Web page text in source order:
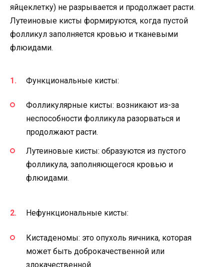
яйцеклетку) не разрывается и продолжает расти.
Лутеиновые кисты формируются, когда пустой
фолликул заполняется кровью и тканевыми
флюидами.
Функциональные кисты:
Фолликулярные кисты: возникают из-за
неспособности фолликула разорваться и
продолжают расти.
Лутеиновые кисты: образуются из пустого
фолликула, заполняющегося кровью и
флюидами.
Нефункциональные кисты:
Кистаденомы: это опухоль яичника, которая
может быть доброкачественной или
злокачественной.